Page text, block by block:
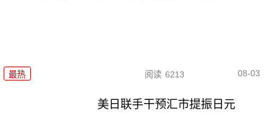
最热 阅读 6213 08-03
美日联手干预汇市提振日元